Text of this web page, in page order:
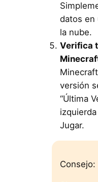
datos en
la nube.
Verifica
versión
“Última
Jugar.
Consejo: